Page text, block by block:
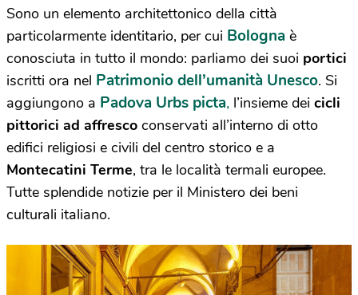
Sono un elemento architettonico della città
particolarmente identitario, per cui Bologna è
conosciuta in tutto il mondo: parliamo dei suoi portici
iscritti ora nel Patrimonio dell’umanità Unesco. Si
aggiungono a Padova Urbs picta, l’insieme dei cicli
pittorici ad affresco conservati all’interno di otto
edifici religiosi e civili del centro storico e a
Montecatini Terme, tra le località termali europee.
Tutte splendide notizie per il Ministero dei beni
culturali italiano.